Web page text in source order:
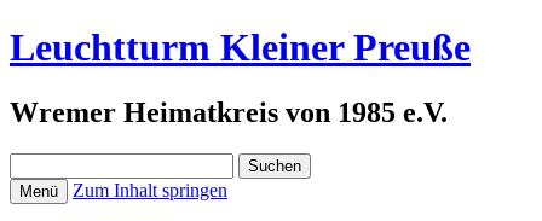
Leuchtturm Kleiner Preuße
Wremer Heimatkreis von 1985 e.V.
nach:
Menü Zum Inhalt springen